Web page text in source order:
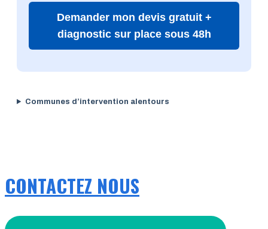
Demander mon devis gratuit +
diagnostic sur place sous 48h
Communes d’intervention alentours
CONTACTEZ NOUS